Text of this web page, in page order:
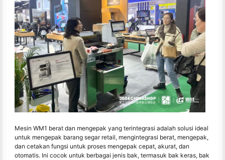
Mesin WM1 berat dan mengepak yang terintegrasi adalah solusi ideal
untuk mengepak barang segar retail, mengintegrasi berat, mengepak,
dan cetakan fungsi untuk proses mengepak cepat, akurat, dan
otomatis. Ini cocok untuk berbagai jenis bak, termasuk bak keras, bak